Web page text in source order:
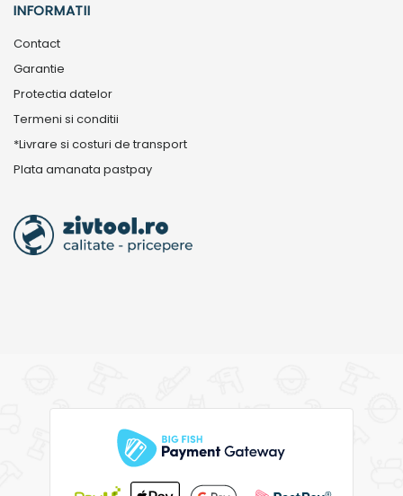
INFORMATII
Contact
Garantie
Protectia datelor
Termeni si conditii
*Livrare si costuri de transport
Plata amanata pastpay